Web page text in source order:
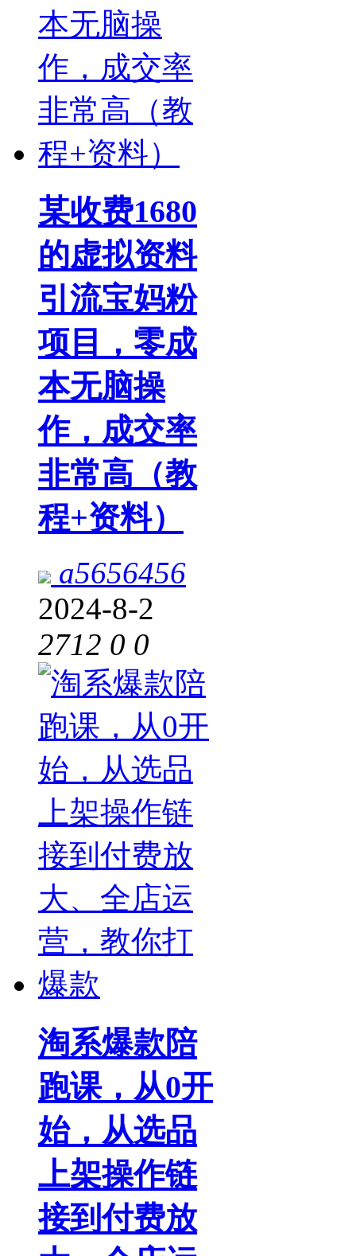
某收费1680
的虚拟资料
引流宝妈粉
项目，零成
本无脑操
作，成交率
非常高（教
程+资料）
a5656456
2024-8-2
2712 0 0
淘系爆款陪
跑课，从0开
始，从选品
上架操作链
接到付费放